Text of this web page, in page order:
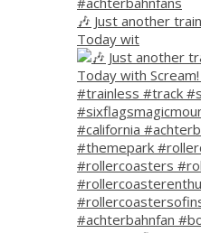
🎶 Just another
Today wit